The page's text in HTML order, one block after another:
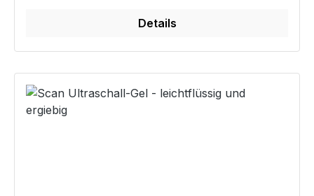
Details